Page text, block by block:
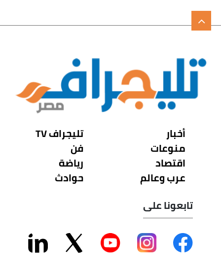
أخبار
منوعات
اقتصاد
عرب وعالم
تليجراف TV
فن
رياضة
حوادث
تابعونا على